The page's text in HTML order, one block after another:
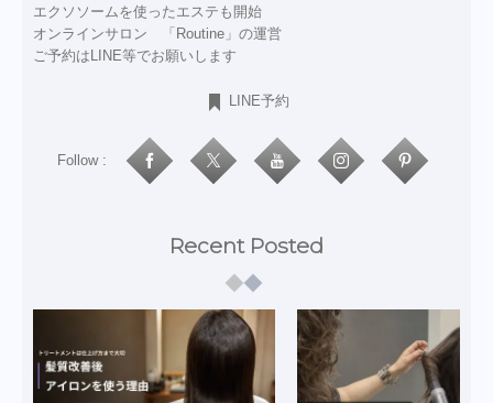
エクソソームを使ったエステも開始
オンラインサロン 「Routine」の運営
ご予約はLINE等でお願いします
LINE予約
Follow :
Recent Posted